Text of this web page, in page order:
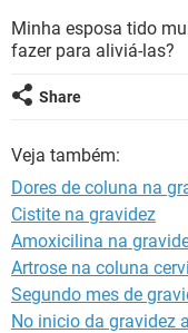
SEXUALIDADE
GLOSSÁRIO
Minha esposa tido
fazer para aliviá-las?
Share
Veja também:
Dores de coluna na
Cistite na gravidez
Amoxicilina na
Artrose na coluna
Segundo mes de
No inicio da gravidez